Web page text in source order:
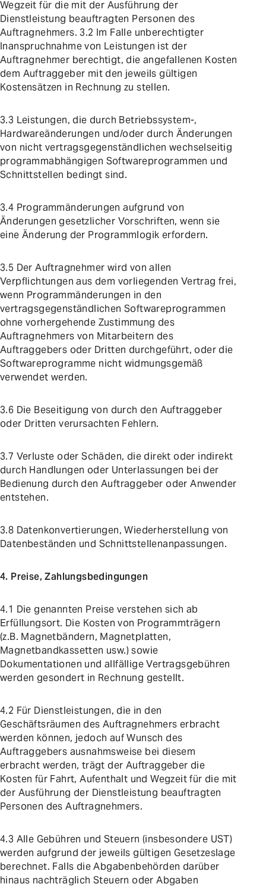
Wegzeit für die mit der Ausführung der
Dienstleistung beauftragten Personen des
Auftragnehmers. 3.2 Im Falle unberechtigter
Inanspruchnahme von Leistungen ist der
Auftragnehmer berechtigt, die angefallenen Kosten
dem Auftraggeber mit den jeweils gültigen
Kostensätzen in Rechnung zu stellen.
3.3 Leistungen, die durch Betriebssystem-,
Hardwareänderungen und/oder durch Änderungen
von nicht vertragsgegenständlichen wechselseitig
programmabhängigen Softwareprogrammen und
Schnittstellen bedingt sind.
3.4 Programmänderungen aufgrund von
Änderungen gesetzlicher Vorschriften, wenn sie
eine Änderung der Programmlogik erfordern.
3.5 Der Auftragnehmer wird von allen
Verpflichtungen aus dem vorliegenden Vertrag frei,
wenn Programmänderungen in den
vertragsgegenständlichen Softwareprogrammen
ohne vorhergehende Zustimmung des
Auftragnehmers von Mitarbeitern des
Auftraggebers oder Dritten durchgeführt, oder die
Softwareprogramme nicht widmungsgemäß
verwendet werden.
3.6 Die Beseitigung von durch den Auftraggeber
oder Dritten verursachten Fehlern.
3.7 Verluste oder Schäden, die direkt oder indirekt
durch Handlungen oder Unterlassungen bei der
Bedienung durch den Auftraggeber oder Anwender
entstehen.
3.8 Datenkonvertierungen, Wiederherstellung von
Datenbeständen und Schnittstellenanpassungen.
4. Preise, Zahlungsbedingungen
4.1 Die genannten Preise verstehen sich ab
Erfüllungsort. Die Kosten von Programmträgern
(z.B. Magnetbändern, Magnetplatten,
Magnetbandkassetten usw.) sowie
Dokumentationen und allfällige Vertragsgebühren
werden gesondert in Rechnung gestellt.
4.2 Für Dienstleistungen, die in den
Geschäftsräumen des Auftragnehmers erbracht
werden können, jedoch auf Wunsch des
Auftraggebers ausnahmsweise bei diesem
erbracht werden, trägt der Auftraggeber die
Kosten für Fahrt, Aufenthalt und Wegzeit für die mit
der Ausführung der Dienstleistung beauftragten
Personen des Auftragnehmers.
4.3 Alle Gebühren und Steuern (insbesondere UST)
werden aufgrund der jeweils gültigen Gesetzeslage
berechnet. Falls die Abgabenbehörden darüber
hinaus nachträglich Steuern oder Abgaben